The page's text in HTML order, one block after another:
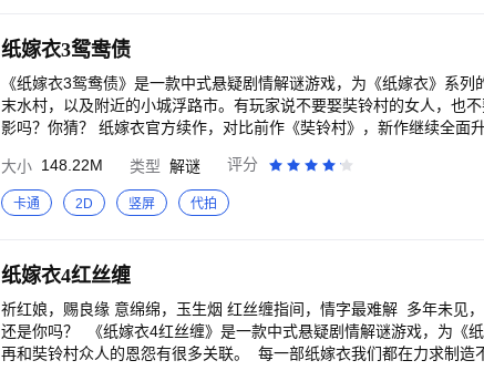
之谜 《暗河传》热血江湖！龚俊执剑闯关破局 《新闻女王2》重磅回
侯明昊卢昱晓演绎宿敌变夫妻 《天相》废相少年度化灵煞逆转天命
兄啊师兄》神仙年番看师兄！苟道成圣，稳到飞起 《凡人修仙传》爆
海》哪吒涅槃重生高燃之战 《以法之名》年度狠剧！张译扫黑除恶掀
《藏海传》全员狠人！灭门案引连环杀局 国内外大剧热综、扎堆院
感 - 支持多达28种不同的混合模式，让画面效果更丰富 - 支持洋葱皮设置，方便动
二维艺术作品立体化，可以创作出沉浸式体验的作品 【高效率辅助工具】 - 选区工具，支持魔棒/套索/画笔/矩形等多
种选区方式 - 液化工具，轻松修正/调整画面 - 优秀的抖动修正，让您
也可拖动颜色快速填色 - 支持一点/二点/三点/网格/等大等多种辅助线 -
- 支持同时导入多张图片作为绘画参考，还支持画布参考 - 快速图形工
【创作联动及分享】 - 云盘功能，可以在多设备共享草稿以及绘画素
且占用空间极小 - 支持导入和导出PSD格式的草稿文件，与
TIFF、PDF等格式文件 - 动画可导出GIF、MP4、序列帧等格式文件 【创作资源】 - 内置课堂，包含用户手册、入门
果遇到使用问题，您可以在软件内，【点击头像】-【问题反馈】，向
交流群：936596238。
纸嫁衣3鸳鸯债
《纸嫁衣3鸳鸯债》是一款中式悬疑剧情解谜游戏，为《纸嫁衣》系
末水村，以及附近的小城浮路市。有玩家说不要娶奘铃村的女人，也
影吗？你猜？ 纸嫁衣官方续作，对比前作《奘铃村》，新作继续全面升级 表现力升级——更加风景如画，更加多的动
使出八成功力（不使用十成是因为那样上不了线），本作将比前作提升
大小 148.22M 类型 解谜 评分
卡通 2D 竖屏 代拍
纸嫁衣4红丝缠
祈红娘，赐良缘 意绵绵，玉生烟 红丝缠指间，情字最难解 多年未见
还是你吗？ 《纸嫁衣4红丝缠》是一款中式悬疑剧情解谜游戏，为《
再和奘铃村众人的恩怨有很多关联。 每一部纸嫁衣我们都在力求制造